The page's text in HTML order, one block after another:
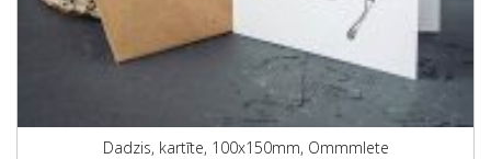
Dadzis, kartīte, 100x150mm, Ommmlete